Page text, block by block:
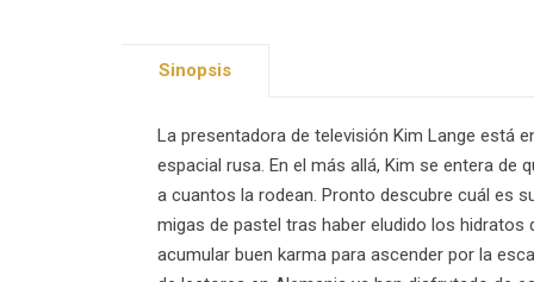
Sinopsis
La presentadora de televisión Kim Lange está
espacial rusa. En el más allá, Kim se entera de
a cuantos la rodean. Pronto descubre cuál es
migas de pastel tras haber eludido los hidratos
acumular buen karma para ascender por la